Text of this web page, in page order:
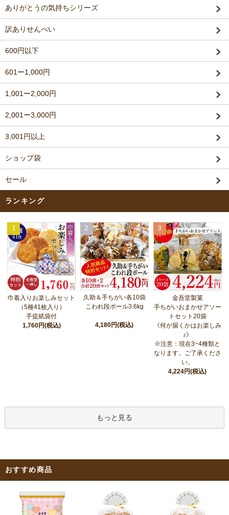
ありがとうの気持ちシリーズ
訳ありせんべい
600円以下
601ー1,000円
1,001ー2,000円
2,001ー3,000円
3,001円以上
ショップ袋
セール
ランキング
1
巾着入りお楽しみセット
（5種41枚入り）
手提紙袋付
1,760円(税込)
2
久助＆手ちがい各10袋
こわれ段ボール3.6kg
4,180円(税込)
3
金吾堂製菓
手ちがいおまかせアソー
トセット20袋
《何が届くかはお楽しみ
♪》
※注意：現在3~4種類と
なります。ご了承くださ
い。
4,224円(税込)
もっと見る
おすすめ商品